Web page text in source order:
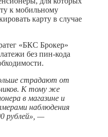
к мобильному
карту в случае
«БКС Брокер»
без пин-кода
страдают от
К тому же
в магазине и
наблюдения
рублей», —